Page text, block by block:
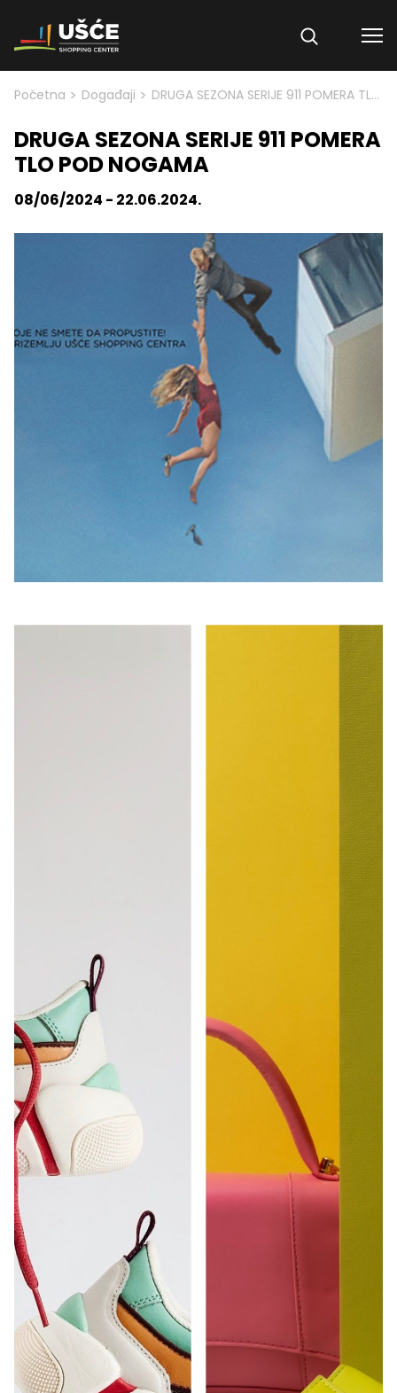
Skip to content
Početna > Događaji > DRUGA SEZONA SERIJE 911 POMERA TLO POD NOGAMA
DRUGA SEZONA SERIJE 911 POMERA
TLO POD NOGAMA
08/06/2024 - 22.06.2024.